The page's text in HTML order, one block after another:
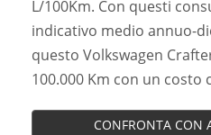
L/100Km. Con questi
indicativo medio annuo-
questo Volkswagen
100.000 Km con un costo
CONFRONTA CON